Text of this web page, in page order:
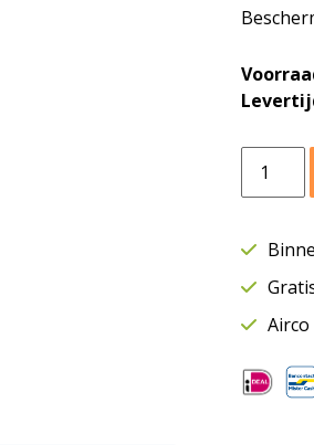
frequentie
0-
3~
|
MPS
225